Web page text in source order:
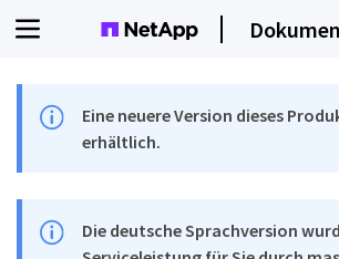
Eine neuere Version dieses
erhältlich.
Die deutsche Sprachversion